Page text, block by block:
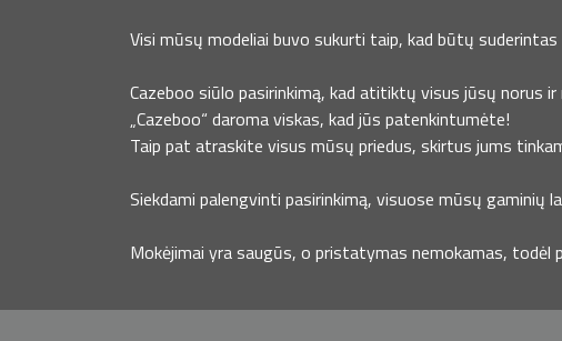
Visi mūsų modeliai buvo sukurti taip, kad būtų
Cazeboo siūlo pasirinkimą, kad atitiktų visus jūsų norus
„Cazeboo“ daroma viskas, kad jūs patenkintumėte!
Taip pat atraskite visus mūsų priedus, skirtus jums
Siekdami palengvinti pasirinkimą, visuose mūsų
Mokėjimai yra saugūs, o pristatymas nemokamas, todėl